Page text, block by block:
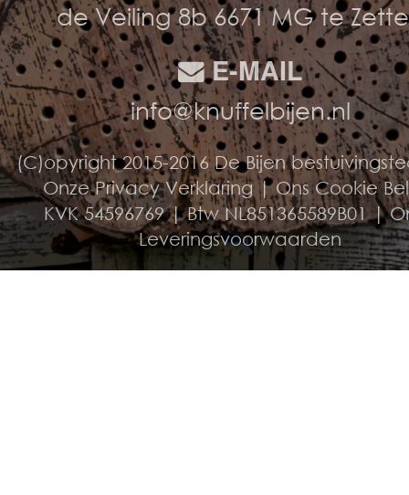
de Veiling 8b 6671 MG te
E-MAIL
info@knuffelbijen.nl
(C)opyright 2015-2016 De Bijen
Onze Privacy Verklaring|Ons Cookie
KVK 54596769 | Btw NL851365589B01 |
Leveringsvoorwaarden